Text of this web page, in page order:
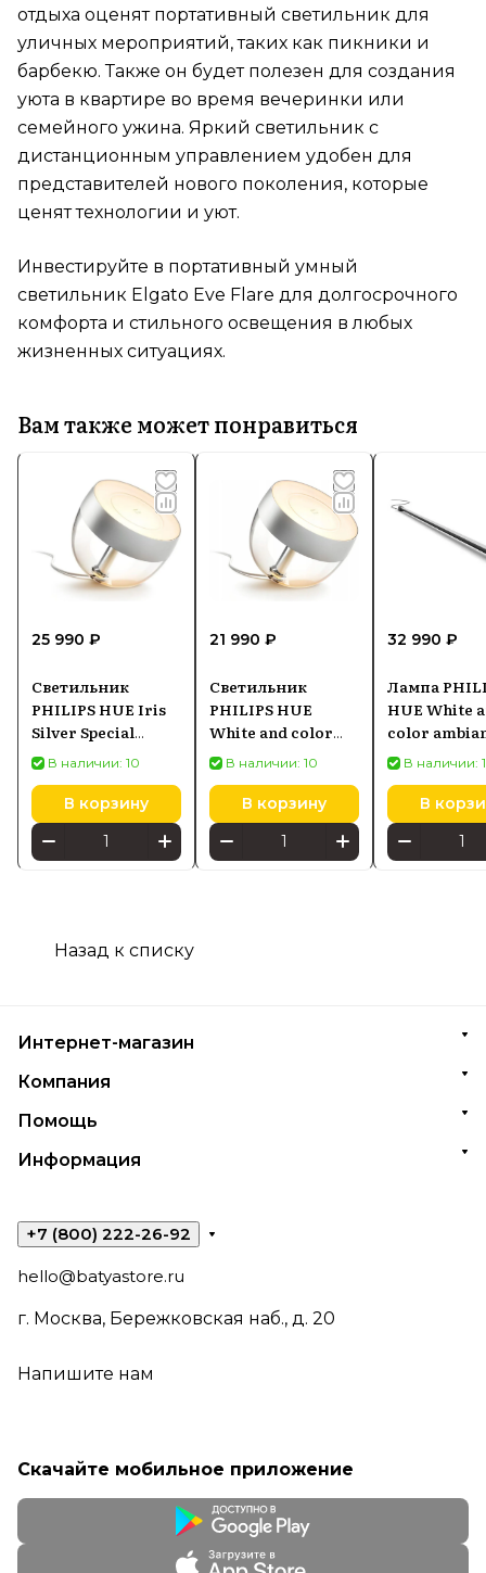
отдыха оценят портативный светильник для
уличных мероприятий, таких как пикники и
барбекю. Также он будет полезен для создания
уюта в квартире во время вечеринки или
семейного ужина. Яркий светильник с
дистанционным управлением удобен для
представителей нового поколения, которые
ценят технологии и уют.
Инвестируйте в портативный умный
светильник Elgato Eve Flare для долгосрочного
комфорта и стильного освещения в любых
жизненных ситуациях.
Вам также может понравиться
25 990 ₽
Светильник
PHILIPS HUE Iris
Silver Special
Edition 609730
В наличии: 10
В корзину
21 990 ₽
Светильник
PHILIPS HUE
White and color
ambiance Iris
8719514264540
В наличии: 10
В корзину
32 990 ₽
Лампа
HUE White
color
Tuba LED
gradient L
В наличии:
В
Назад к списку
Интернет-магазин
Компания
Помощь
Информация
+7 (800) 222-26-92
hello@batyastore.ru
г. Москва, Бережковская наб., д. 20
Напишите нам
Скачайте мобильное приложение